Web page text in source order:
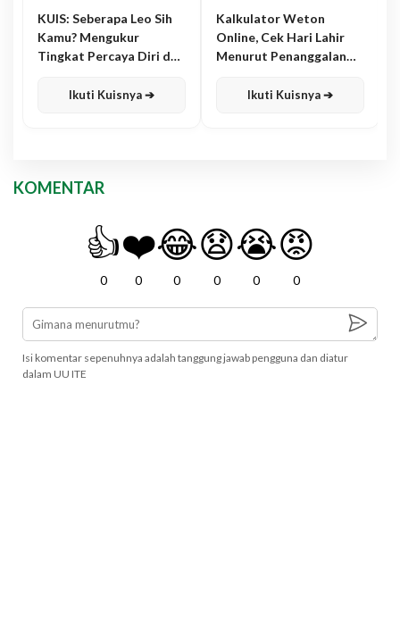
KUIS: Seberapa Leo Sih
Kamu? Mengukur
Tingkat Percaya Diri dan
Ikuti Kuisnya ➔
Kalkulator Weton
Online, Cek Hari Lahir
Menurut Penanggalan
Ikuti Kuisnya ➔
KOMENTAR
👍
0
❤️
0
😂
0
😧
0
😭
0
😡
0
Isi komentar sepenuhnya adalah tanggung jawab pengguna dan diatur
dalam UU ITE